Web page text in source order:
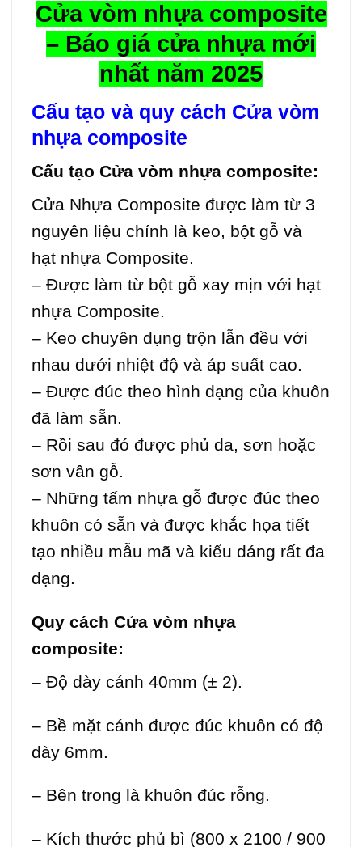
Cửa vòm nhựa composite
– Báo giá cửa nhựa mới
nhất năm 2025
Cấu tạo và quy cách Cửa vòm
nhựa composite
Cấu tạo Cửa vòm nhựa composite:
Cửa Nhựa Composite được làm từ 3
nguyên liệu chính là keo, bột gỗ và
hạt nhựa Composite.
– Được làm từ bột gỗ xay mịn với hạt
nhựa Composite.
– Keo chuyên dụng trộn lẫn đều với
nhau dưới nhiệt độ và áp suất cao.
– Được đúc theo hình dạng của khuôn
đã làm sẵn.
– Rồi sau đó được phủ da, sơn hoặc
sơn vân gỗ.
– Những tấm nhựa gỗ được đúc theo
khuôn có sẵn và được khắc họa tiết
tạo nhiều mẫu mã và kiểu dáng rất đa
dạng.
Quy cách Cửa vòm nhựa
composite:
– Độ dày cánh 40mm (± 2).
– Bề mặt cánh được đúc khuôn có độ
dày 6mm.
– Bên trong là khuôn đúc rỗng.
– Kích thước phủ bì (800 x 2100 / 900